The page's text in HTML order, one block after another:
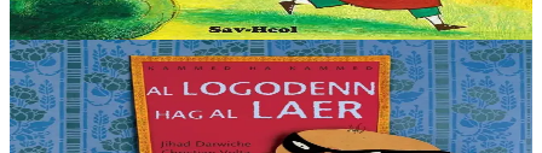
Er stok9,00 €
6 vloaz hag ouzhpenn
Sav-heol
Al logodenn hag al laer